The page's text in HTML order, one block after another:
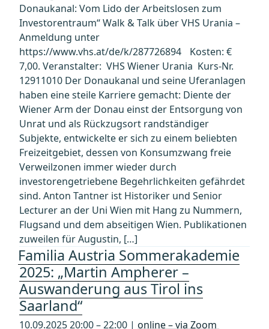
Donaukanal: Vom Lido der Arbeitslosen zum
Investorentraum“ Walk & Talk über VHS Urania –
Anmeldung unter
https://www.vhs.at/de/k/287726894 Kosten: €
7,00. Veranstalter: VHS Wiener Urania Kurs-Nr.
12911010 Der Donaukanal und seine Uferanlagen
haben eine steile Karriere gemacht: Diente der
Wiener Arm der Donau einst der Entsorgung von
Unrat und als Rückzugsort randständiger
Subjekte, entwickelte er sich zu einem beliebten
Freizeitgebiet, dessen von Konsumzwang freie
Verweilzonen immer wieder durch
investorengetriebene Begehrlichkeiten gefährdet
sind. Anton Tantner ist Historiker und Senior
Lecturer an der Uni Wien mit Hang zu Nummern,
Flugsand und dem abseitigen Wien. Publikationen
zuweilen für Augustin, […]
Familia Austria Sommerakademie
2025: „Martin Ampherer –
Auswanderung aus Tirol ins
Saarland“
10.09.2025 20:00 – 22:00 | online – via Zoom